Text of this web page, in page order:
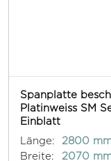
Spanplatte
Platinweiss SM
Einblatt
Länge:
2800
Breite:
2070